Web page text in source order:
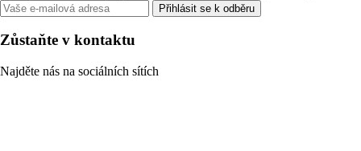
Přihlásit se k odběru
Zůstaňte v kontaktu
Najděte nás na sociálních sítích